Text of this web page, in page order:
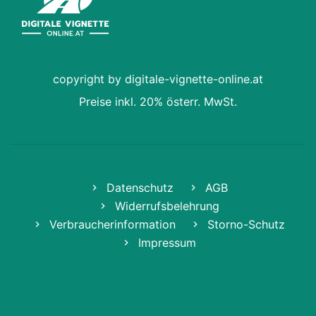
copyright by digitale-vignette-online.at
Preise inkl. 20% österr. MwSt.
Datenschutz
AGB
Widerrufsbelehrung
Verbraucherinformation
Storno-Schutz
Impressum